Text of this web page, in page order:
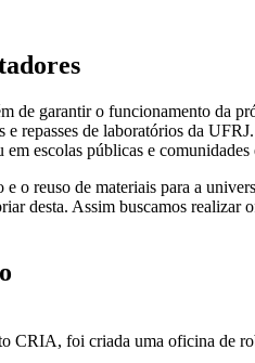
de garantir o funcionamento da
e repasses de laboratórios da
escolas públicas e
o reuso de materiais para a
desta. Assim buscamos
CRIA, foi criada uma oficina de